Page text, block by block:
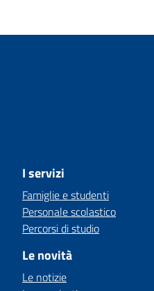
I servizi
Famiglie e studenti
Personale scolastico
Percorsi di studio
Le novità
Le notizie